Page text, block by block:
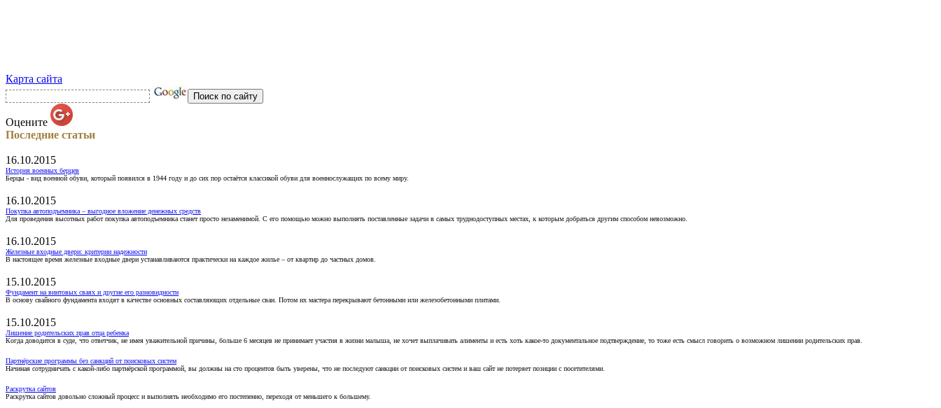
Карта сайта
Оцените
Последние статьи
16.10.2015
История военных берцев
Берцы - вид военной обуви, который появился в 1944 году и до сих пор остаётся классикой обуви для военнослужащих по всему миру.
16.10.2015
Покупка автоподъемника – выгодное вложение денежных средств
Для проведения высотных работ покупка автоподъемника станет просто незаменимой. С его помощью можно выполнять поставленные задачи в самых труднодоступных местах, к которым добраться другим способом невозможно.
16.10.2015
Железные входные двери: критерии надежности
В настоящее время железные входные двери устанавливаются практически на каждое жилье – от квартир до частных домов.
15.10.2015
Фундамент на винтовых сваях и другие его разновидности
В основу свайного фундамента входят в качестве основных составляющих отдельные сваи. Потом их мастера перекрывают бетонными или железобетонными плитами.
15.10.2015
Лишение родительских прав отца ребенка
Когда доводится в суде, что ответчик, не имея уважительной причины, больше 6 месяцев не принимает участия в жизни малыша, не хочет выплачивать алименты и есть хоть какое-то документальное подтверждение, то тоже есть смысл говорить о возможном лишении родительских прав.
Партнёрские программы без санкций от поисковых систем
Начиная сотрудничать с какой-либо партнёрской программой, вы должны на сто процентов быть уверены, что не последуют санкции от поисковых систем и ваш сайт не потеряет позиции с посетителями.
Раскрутка сайтов
Раскрутка сайтов довольно сложный процесс и выполнять необходимо его постепенно, переходя от меньшего к большему.